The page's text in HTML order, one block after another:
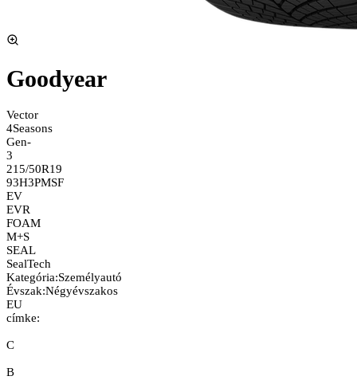
Goodyear
Vector
4Seasons
Gen-
3
215/50R19
93H3PMSF
EV
EVR
FOAM
M+S
SEAL
SealTech
Kategória:Személyautó
Évszak:Négyévszakos
EU
címke:
C
B